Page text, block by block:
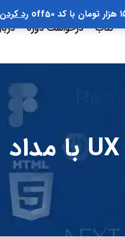
رد کردن
کتاب درخواست دوره